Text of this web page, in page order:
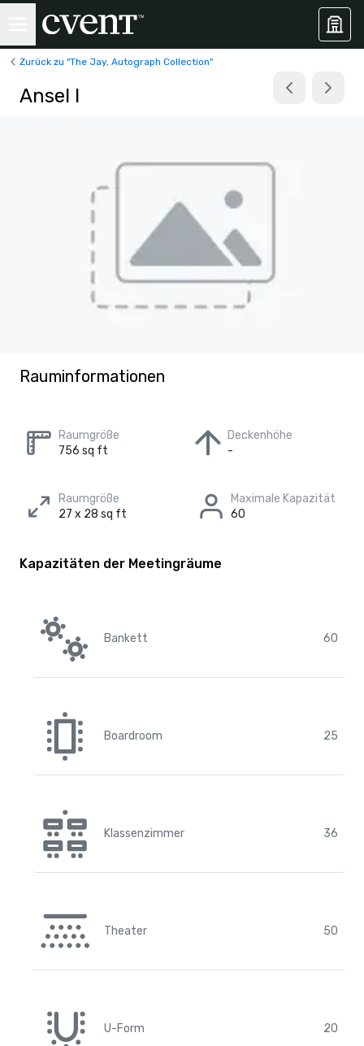
Zurück zu "The Jay, Autograph Collection"
Ansel I
Rauminformationen
Raumgröße
756 sq ft
Deckenhöhe
-
Raumgröße
27 x 28 sq ft
Maximale Kapazität
60
Kapazitäten der Meetingräume
Bankett 60
Boardroom 25
Klassenzimmer 36
Theater 50
U-Form 20